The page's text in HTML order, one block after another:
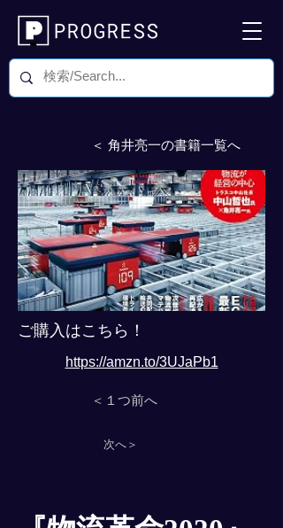
＜ 角井亮一の書籍一覧へ
ご購入はこちら！
https://amzn.to/3UJaPb1
＜１つ前へ
次へ＞